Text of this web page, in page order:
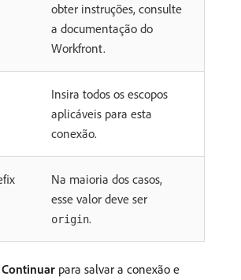
obter instruções, consulte
a documentação do
Workfront.
Insira todos os escopos
aplicáveis para esta
conexão.
Na maioria dos casos,
esse valor deve ser
origin.
Continuar para salvar a conexão e